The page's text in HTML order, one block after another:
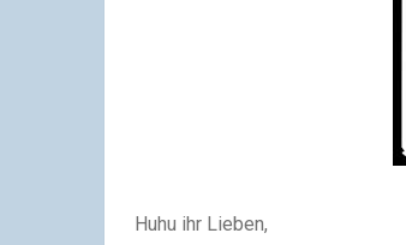
Huhu ihr Lieben,